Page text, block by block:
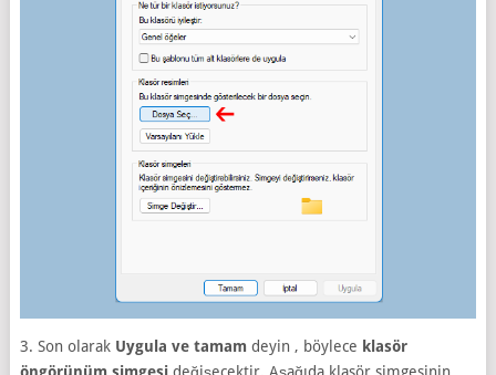
3. Son olarak Uygula ve tamamdeyin , böylece klasör
öngörünüm simgesideğişecektir. Aşağıda klasör simgesinin